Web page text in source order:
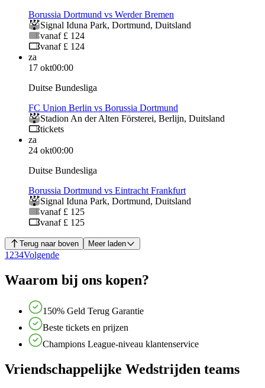
Borussia Dortmund vs Werder Bremen
Signal Iduna Park, Dortmund, Duitsland
vanaf £ 124
vanaf £ 124
za
17 okt00:00
Duitse Bundesliga
FC Union Berlin vs Borussia Dortmund
Stadion An der Alten Försterei, Berlijn, Duitsland
tickets
za
24 okt00:00
Duitse Bundesliga
Borussia Dortmund vs Eintracht Frankfurt
Signal Iduna Park, Dortmund, Duitsland
vanaf £ 125
vanaf £ 125
Terug naar boven Meer laden
1 234Volgende
Waarom bij ons kopen?
150% Geld Terug Garantie
Beste tickets en prijzen
Champions League-niveau klantenservice
Vriendschappelijke Wedstrijden teams